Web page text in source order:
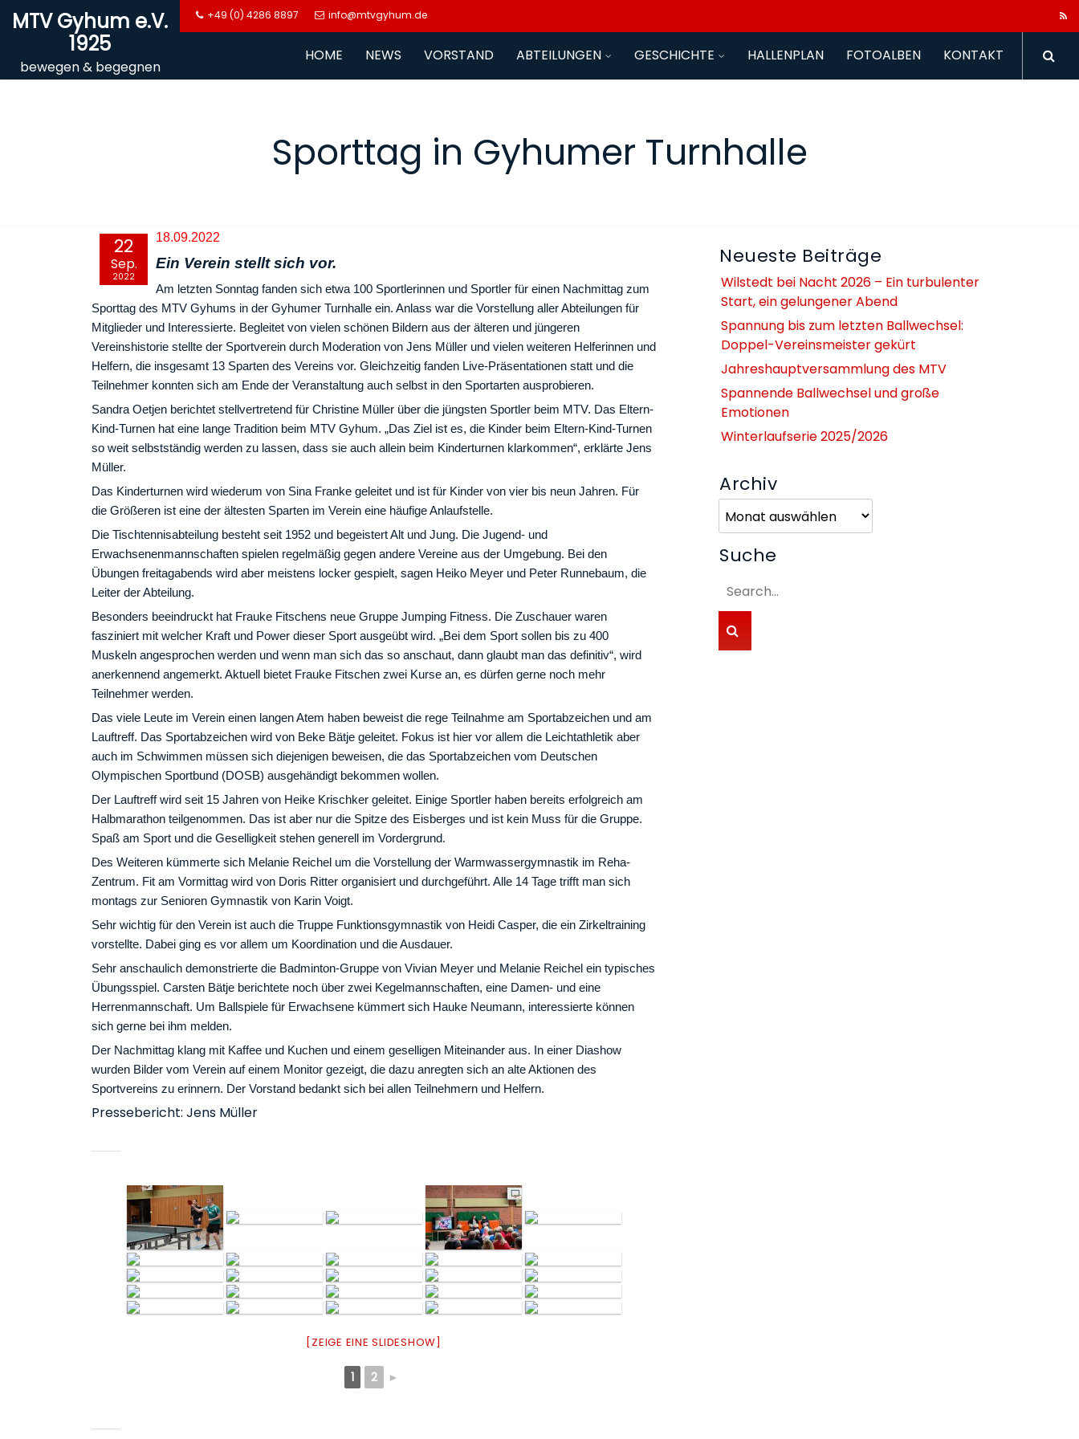
SkipMTV Gyhum e.V.
1925
bewegen & begegnen
+49 (0) 4286 8897 info@mtvgyhum.de
HOME NEWS VORSTAND ABTEILUNGEN GESCHICHTE HALLENPLAN FOTOALBEN KONTAKT
Sporttag in Gyhumer Turnhalle
22
Sep.
2022
18.09.2022
Ein Verein stellt sich vor.
Am letzten Sonntag fanden sich etwa 100 Sportlerinnen und Sportler für einen Nachmittag zum
Sporttag des MTV Gyhums in der Gyhumer Turnhalle ein. Anlass war die Vorstellung aller Abteilungen für
Mitglieder und Interessierte. Begleitet von vielen schönen Bildern aus der älteren und jüngeren
Vereinshistorie stellte der Sportverein durch Moderation von Jens Müller und vielen weiteren Helferinnen und
Helfern, die insgesamt 13 Sparten des Vereins vor. Gleichzeitig fanden Live-Präsentationen statt und die
Teilnehmer konnten sich am Ende der Veranstaltung auch selbst in den Sportarten ausprobieren.
Sandra Oetjen berichtet stellvertretend für Christine Müller über die jüngsten Sportler beim MTV. Das Eltern-
Kind-Turnen hat eine lange Tradition beim MTV Gyhum. „Das Ziel ist es, die Kinder beim Eltern-Kind-Turnen
so weit selbstständig werden zu lassen, dass sie auch allein beim Kinderturnen klarkommen“, erklärte Jens
Müller.
Das Kinderturnen wird wiederum von Sina Franke geleitet und ist für Kinder von vier bis neun Jahren. Für
die Größeren ist eine der ältesten Sparten im Verein eine häufige Anlaufstelle.
Die Tischtennisabteilung besteht seit 1952 und begeistert Alt und Jung. Die Jugend- und
Erwachsenenmannschaften spielen regelmäßig gegen andere Vereine aus der Umgebung. Bei den
Übungen freitagabends wird aber meistens locker gespielt, sagen Heiko Meyer und Peter Runnebaum, die
Leiter der Abteilung.
Besonders beeindruckt hat Frauke Fitschens neue Gruppe Jumping Fitness. Die Zuschauer waren
fasziniert mit welcher Kraft und Power dieser Sport ausgeübt wird. „Bei dem Sport sollen bis zu 400
Muskeln angesprochen werden und wenn man sich das so anschaut, dann glaubt man das definitiv“, wird
anerkennend angemerkt. Aktuell bietet Frauke Fitschen zwei Kurse an, es dürfen gerne noch mehr
Teilnehmer werden.
Das viele Leute im Verein einen langen Atem haben beweist die rege Teilnahme am Sportabzeichen und am
Lauftreff. Das Sportabzeichen wird von Beke Bätje geleitet. Fokus ist hier vor allem die Leichtathletik aber
auch im Schwimmen müssen sich diejenigen beweisen, die das Sportabzeichen vom Deutschen
Olympischen Sportbund (DOSB) ausgehändigt bekommen wollen.
Der Lauftreff wird seit 15 Jahren von Heike Krischker geleitet. Einige Sportler haben bereits erfolgreich am
Halbmarathon teilgenommen. Das ist aber nur die Spitze des Eisberges und ist kein Muss für die Gruppe.
Spaß am Sport und die Geselligkeit stehen generell im Vordergrund.
Des Weiteren kümmerte sich Melanie Reichel um die Vorstellung der Warmwassergymnastik im Reha-
Zentrum. Fit am Vormittag wird von Doris Ritter organisiert und durchgeführt. Alle 14 Tage trifft man sich
montags zur Senioren Gymnastik von Karin Voigt.
Sehr wichtig für den Verein ist auch die Truppe Funktionsgymnastik von Heidi Casper, die ein Zirkeltraining
vorstellte. Dabei ging es vor allem um Koordination und die Ausdauer.
Sehr anschaulich demonstrierte die Badminton-Gruppe von Vivian Meyer und Melanie Reichel ein typisches
Übungsspiel. Carsten Bätje berichtete noch über zwei Kegelmannschaften, eine Damen- und eine
Herrenmannschaft. Um Ballspiele für Erwachsene kümmert sich Hauke Neumann, interessierte können
sich gerne bei ihm melden.
Der Nachmittag klang mit Kaffee und Kuchen und einem geselligen Miteinander aus. In einer Diashow
wurden Bilder vom Verein auf einem Monitor gezeigt, die dazu anregten sich an alte Aktionen des
Sportvereins zu erinnern. Der Vorstand bedankt sich bei allen Teilnehmern und Helfern.
Pressebericht: Jens Müller
[ZEIGE EINE SLIDESHOW]
1 2 ►
Neueste Beiträge
Wilstedt bei Nacht 2026 – Ein turbulenter
Start, ein gelungener Abend
Spannung bis zum letzten Ballwechsel:
Doppel-Vereinsmeister gekürt
Jahreshauptversammlung des MTV
Spannende Ballwechsel und große
Emotionen
Winterlaufserie 2025/2026
Archiv
Suche